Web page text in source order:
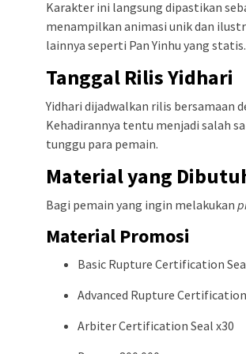
Karakter ini langsung dipastikan
menampilkan animasi unik dan
lainnya seperti Pan Yinhu yang statis.
Tanggal Rilis Yidhari
Yidhari dijadwalkan rilis bersamaan
Kehadirannya tentu menjadi salah
tunggu para pemain.
Material yang
Bagi pemain yang ingin melakukan
Material Promosi
Basic Rupture Certification
Advanced Rupture
Arbiter Certification Seal x30